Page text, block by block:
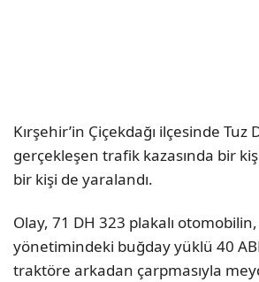
Kırşehir’in Çiçekdağı ilçesinde
gerçekleşen trafik kazasında bir
bir kişi de yaralandı.
Olay, 71 DH 323 plakalı
yönetimindeki buğday yüklü 40
traktöre arkadan çarpmasıyla